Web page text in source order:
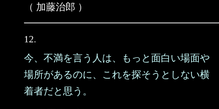
（ 加藤治郎 ）
12.
今、不満を言う人は、もっと面白い場面や
場所があるのに、これを探そうとしない横
着者だと思う。